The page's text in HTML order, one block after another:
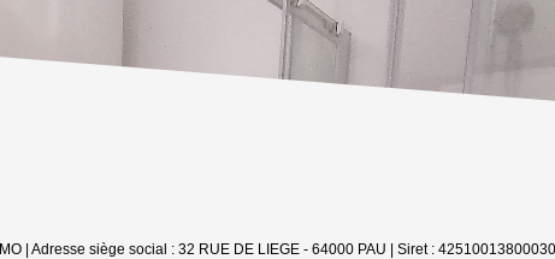
| Adresse siège social : 32 RUE DE LIEGE - 64000 PAU | Siret :